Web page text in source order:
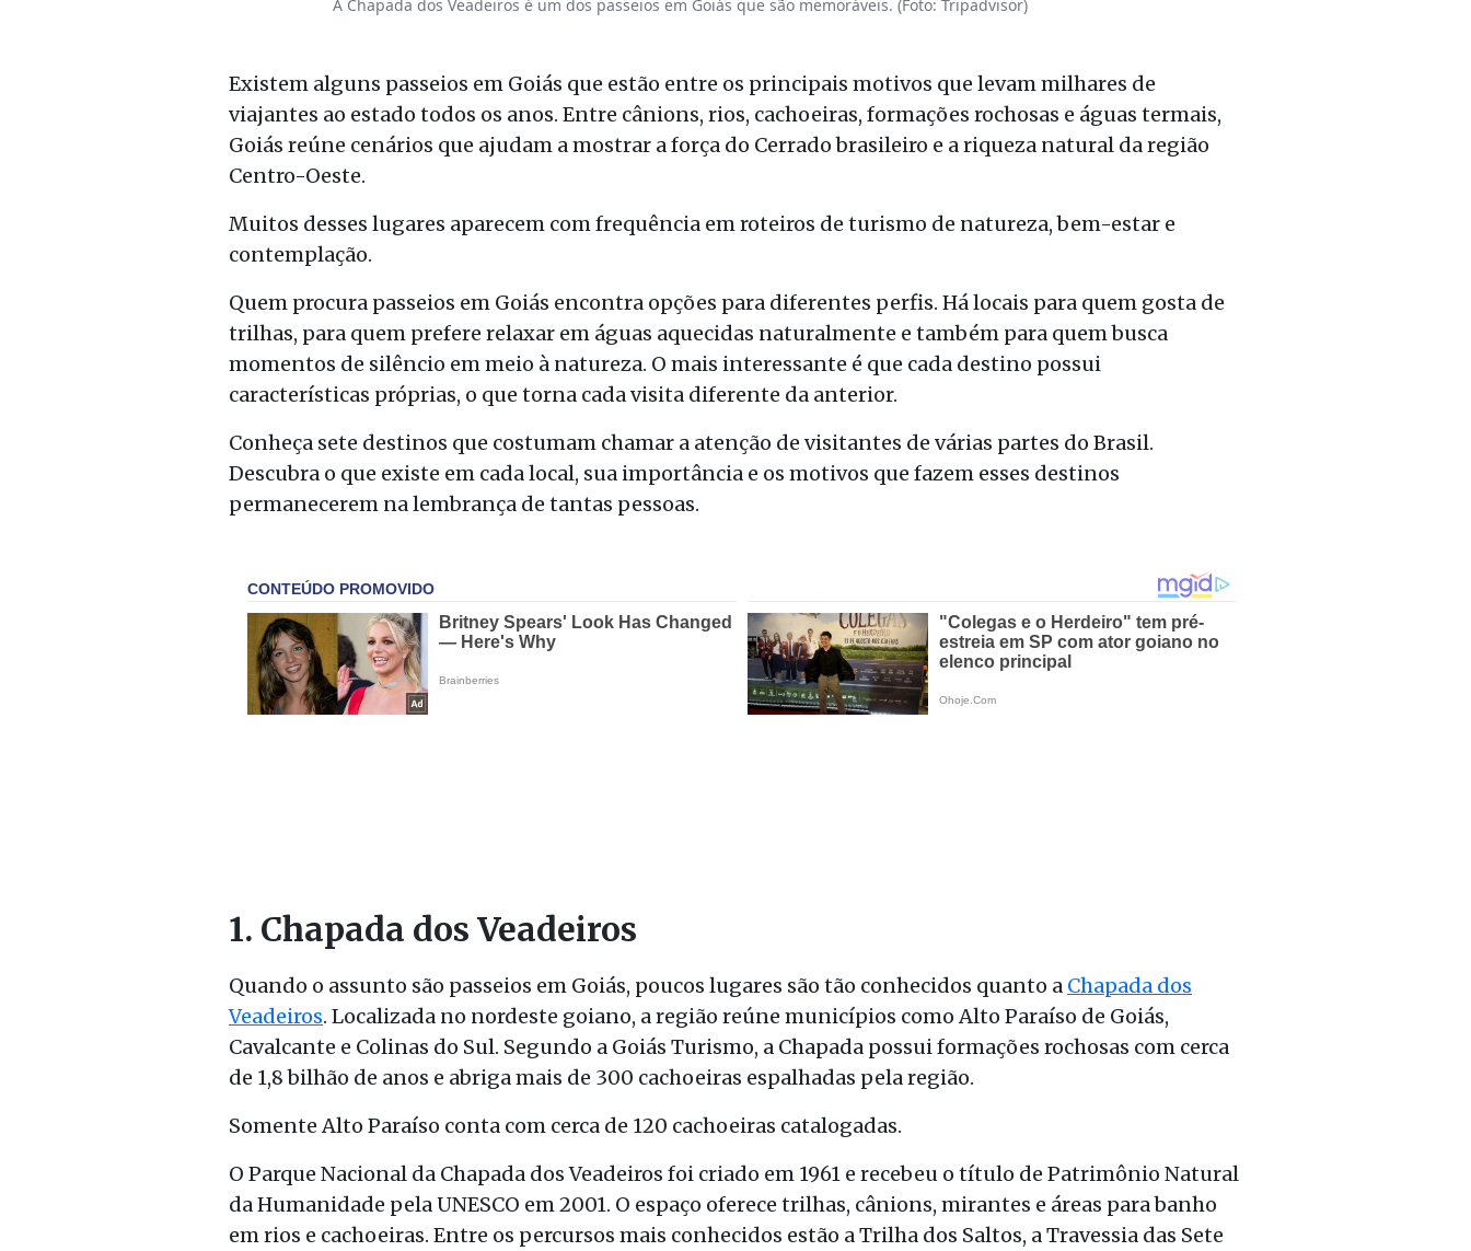
A Chapada dos Veadeiros é um dos passeios em Goiás que são memoráveis. (Foto: Tripadvisor)
Existem alguns passeios em Goiás que estão entre os principais motivos que levam milhares de
viajantes ao estado todos os anos. Entre cânions, rios, cachoeiras, formações rochosas e águas termais,
Goiás reúne cenários que ajudam a mostrar a força do Cerrado brasileiro e a riqueza natural da região
Centro-Oeste.
Muitos desses lugares aparecem com frequência em roteiros de turismo de natureza, bem-estar e
contemplação.
Quem procura passeios em Goiás encontra opções para diferentes perfis. Há locais para quem gosta de
trilhas, para quem prefere relaxar em águas aquecidas naturalmente e também para quem busca
momentos de silêncio em meio à natureza. O mais interessante é que cada destino possui
características próprias, o que torna cada visita diferente da anterior.
Conheça sete destinos que costumam chamar a atenção de visitantes de várias partes do Brasil.
Descubra o que existe em cada local, sua importância e os motivos que fazem esses destinos
permanecerem na lembrança de tantas pessoas.
1. Chapada dos Veadeiros
Quando o assunto são passeios em Goiás, poucos lugares são tão conhecidos quanto a Chapada dos
Veadeiros. Localizada no nordeste goiano, a região reúne municípios como Alto Paraíso de Goiás,
Cavalcante e Colinas do Sul. Segundo a Goiás Turismo, a Chapada possui formações rochosas com cerca
de 1,8 bilhão de anos e abriga mais de 300 cachoeiras espalhadas pela região.
Somente Alto Paraíso conta com cerca de 120 cachoeiras catalogadas.
O Parque Nacional da Chapada dos Veadeiros foi criado em 1961 e recebeu o título de Patrimônio Natural
da Humanidade pela UNESCO em 2001. O espaço oferece trilhas, cânions, mirantes e áreas para banho
em rios e cachoeiras. Entre os percursos mais conhecidos estão a Trilha dos Saltos, a Travessia das Sete